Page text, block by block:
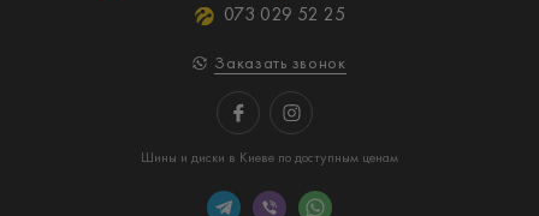
073 029 52 25
Заказать звонок
Шины и диски в Киеве по доступным ценам